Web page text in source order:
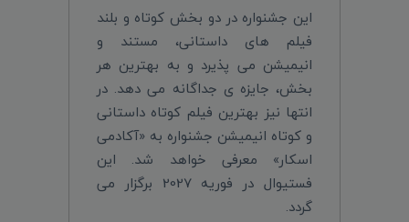
این جشنواره در دو بخش کوتاه و بلند
فیلم های داستانی، مستند و
انیمیشن می پذیرد و به بهترین هر
بخش، جایزه ی جداگانه می دهد. در
انتها نیز بهترین فیلم کوتاه داستانی
و کوتاه انیمیشن جشنواره به «آکادمی
اسکار» معرفی خواهد شد. این
فستیوال در فوریه 2027 برگزار می
گردد.